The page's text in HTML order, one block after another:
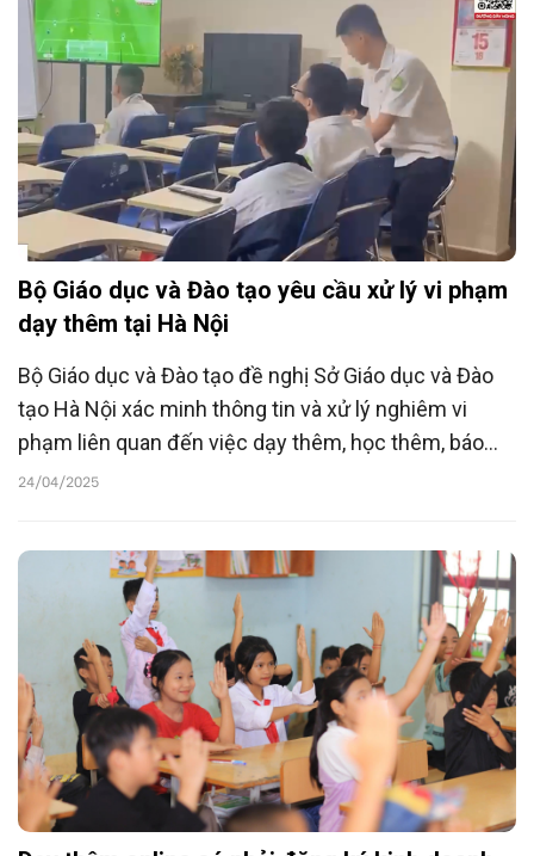
nhập đơn vị hành chính.
Bộ Giáo dục và Đào tạo yêu cầu xử lý vi phạm
dạy thêm tại Hà Nội
Bộ Giáo dục và Đào tạo đề nghị Sở Giáo dục và Đào
tạo Hà Nội xác minh thông tin và xử lý nghiêm vi
phạm liên quan đến việc dạy thêm, học thêm, báo
24/04/2025